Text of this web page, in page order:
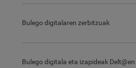
Bulego digitalaren zerbitzuak
Bulego digitala eta izapideak Delt@en